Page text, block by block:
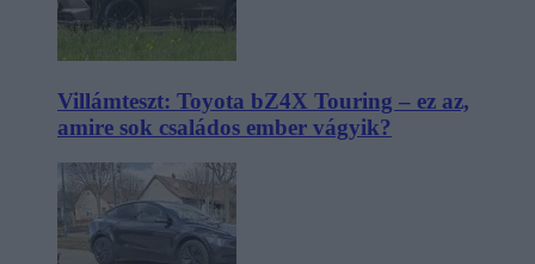
Villámteszt: Toyota bZ4X Touring – ez az,
amire sok családos ember vágyik?